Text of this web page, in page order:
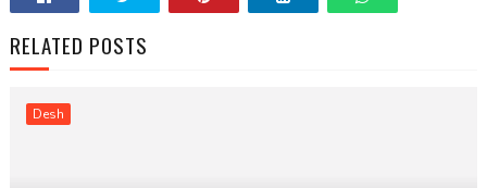
RELATED POSTS
Desh